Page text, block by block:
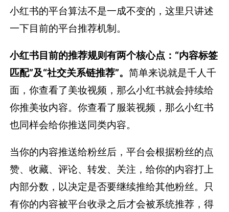
小红书的平台算法不是一成不变的，这里只讲述
一下目前的平台推荐机制。
小红书目前的推荐规则有两个核心点：“内容标签
匹配”及“社交关系链推荐”。简单来说就是千人千
面，你查看了美妆视频，那么小红书就会持续给
你推美妆内容。你查看了服装视频，那么小红书
也同样会给你推送同类内容。
当你的内容推送给粉丝后，平台会根据粉丝的点
赞、收藏、评论、转发、关注，给你的内容打上
内部分数，以决定是否要继续推给其他粉丝。只
有你的内容被平台收录之后才会被系统推荐，得